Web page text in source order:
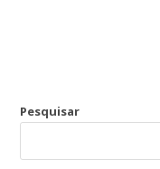
Pesquisar